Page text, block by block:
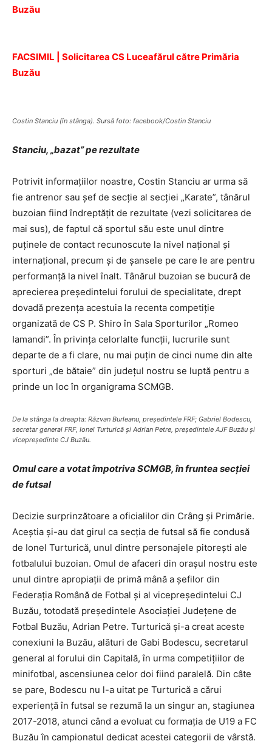
Buzău
FACSIMIL | Solicitarea CS Luceafărul către Primăria
Buzău
Costin Stanciu (în stânga). Sursă foto: facebook/Costin Stanciu
Stanciu, „bazat” pe rezultate
Potrivit informaţiilor noastre, Costin Stanciu ar urma să
fie antrenor sau şef de secţie al secţiei „Karate”, tânărul
buzoian fiind îndreptăţit de rezultate (vezi solicitarea de
mai sus), de faptul că sportul său este unul dintre
puţinele de contact recunoscute la nivel naţional şi
internaţional, precum şi de şansele pe care le are pentru
performanţă la nivel înalt. Tânărul buzoian se bucură de
aprecierea preşedintelui forului de specialitate, drept
dovadă prezenţa acestuia la recenta competiţie
organizată de CS P. Shiro în Sala Sporturilor „Romeo
Iamandi”. În privinţa celorlalte funcţii, lucrurile sunt
departe de a fi clare, nu mai puţin de cinci nume din alte
sporturi „de bătaie” din judeţul nostru se luptă pentru a
prinde un loc în organigrama SCMGB.
De la stânga la dreapta: Răzvan Burleanu, preşedintele FRF; Gabriel Bodescu,
secretar general FRF, Ionel Turturică şi Adrian Petre, preşedintele AJF Buzău şi
vicepreşedinte CJ Buzău.
Omul care a votat împotriva SCMGB, în fruntea secţiei
de futsal
Decizie surprinzătoare a oficialilor din Crâng şi Primărie.
Aceştia şi-au dat girul ca secţia de futsal să fie condusă
de Ionel Turturică, unul dintre personajele pitoreşti ale
fotbalului buzoian. Omul de afaceri din oraşul nostru este
unul dintre apropiaţii de primă mână a şefilor din
Federaţia Română de Fotbal şi al vicepreşedintelui CJ
Buzău, totodată preşedintele Asociaţiei Judeţene de
Fotbal Buzău, Adrian Petre. Turturică şi-a creat aceste
conexiuni la Buzău, alături de Gabi Bodescu, secretarul
general al forului din Capitală, în urma competiţiilor de
minifotbal, ascensiunea celor doi fiind paralelă. Din câte
se pare, Bodescu nu l-a uitat pe Turturică a cărui
experienţă în futsal se rezumă la un singur an, stagiunea
2017-2018, atunci când a evoluat cu formaţia de U19 a FC
Buzău în campionatul dedicat acestei categorii de vârstă.